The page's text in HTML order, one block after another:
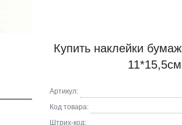
Купить наклейки
11*15,5см
Артикул:
Код товара:
Штрих-код: